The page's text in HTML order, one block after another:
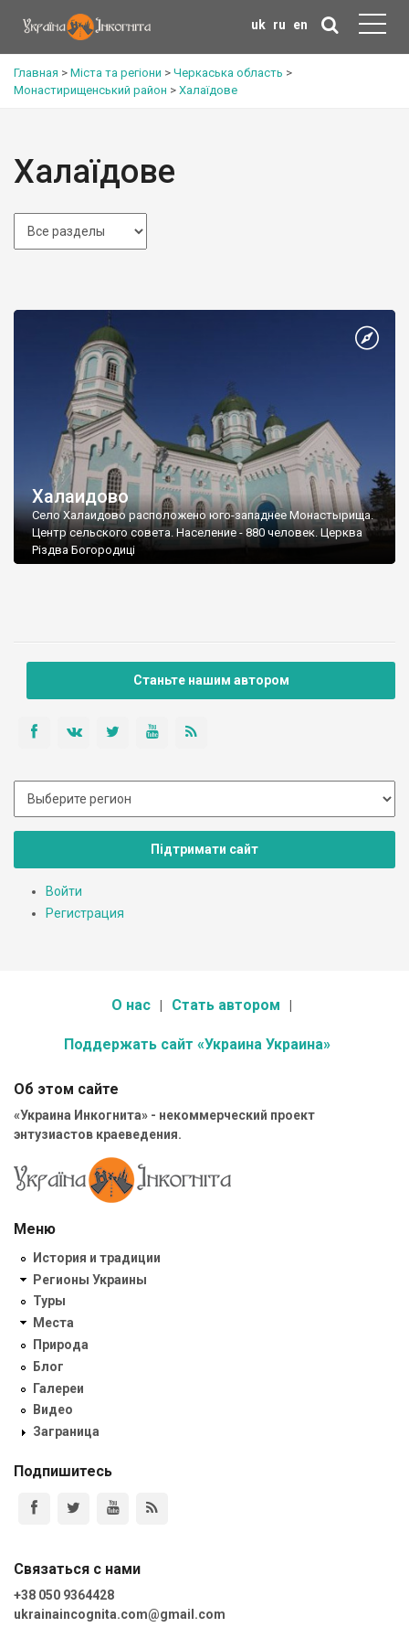
uk ru en
Главная > Міста та регіони > Черкаська область >
Монастирищенський район > Халаїдове
Халаїдове
Халаидово
Село Халаидово расположено юго-западнее Монастырища.
Центр сельского совета. Население - 880 человек. Церква
Різдва Богородиці
Станьте нашим автором
Підтримати сайт
Войти
Регистрация
О нас Стать автором
Поддержать сайт «Украина Украина»
Об этом сайте
«Украина Инкогнита» - некоммерческий проект
энтузиастов краеведения.
Меню
История и традиции
Регионы Украины
Туры
Места
Природа
Блог
Галереи
Видео
Заграница
Подпишитесь
Связаться с нами
+38 050 9364428
ukrainaincognita.com@gmail.com